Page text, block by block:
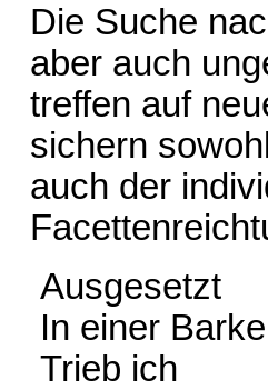
Die Suche
aber auch
treffen auf
sichern
auch der
Ausgesetzt
In einer
Trieb ich